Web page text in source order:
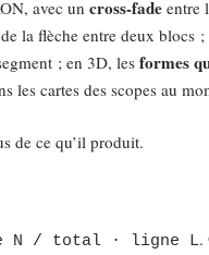
avec uncross-fade entre
la flèche entre deux blocs ;
; en 3D, lesformes
les cartes des scopes au
de ce qu’il produit.
N / total · ligne L.